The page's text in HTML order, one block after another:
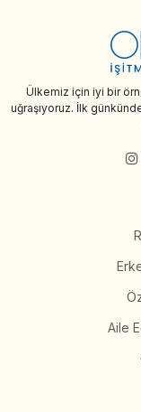
Ülkemiz için iyi bir
uğraşıyoruz. İlk